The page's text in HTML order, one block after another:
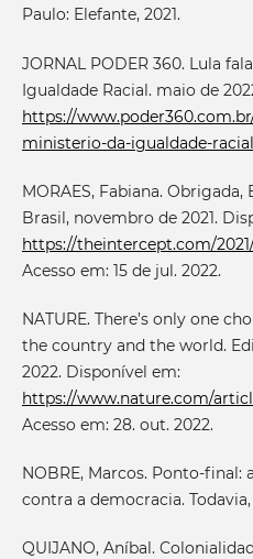
Paulo: Elefante, 2021.
JORNAL PODER 360. Lula
Igualdade Racial. maio de
https://
ministerio-da-igualdade-
MORAES, Fabiana.
Brasil, novembro de 2021.
https://theintercept.com/
Acesso em: 15 de jul. 2022.
NATURE. There’s only one
the country and the world.
2022. Disponível em:
https://www.nature.com/
Acesso em: 28. out. 2022.
NOBRE, Marcos. Ponto-final:
contra a democracia. Todavia,
QUIJANO, Aníbal.